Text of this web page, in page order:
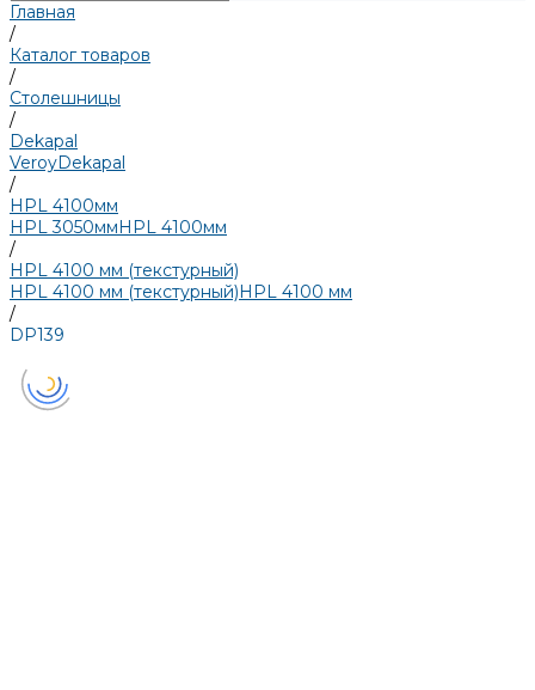
Главная
/
Каталог товаров
/
Столешницы
/
Dekapal
VeroyDekapal
/
HPL 4100мм
HPL 3050ммHPL 4100мм
/
HPL 4100 мм (текстурный)
HPL 4100 мм (текстурный)HPL 4100 мм
/
DP139